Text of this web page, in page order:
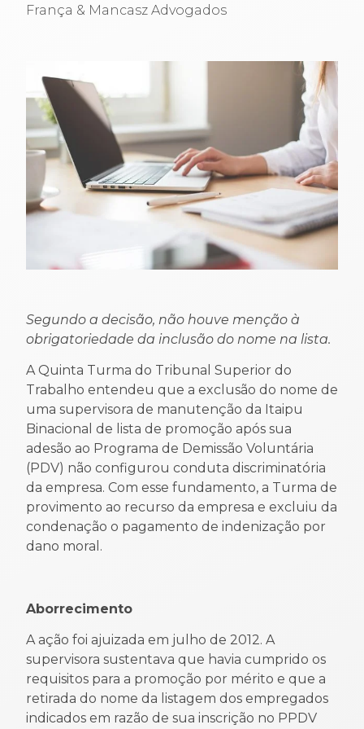
França & Mancasz Advogados
Segundo a decisão, não houve menção à
obrigatoriedade da inclusão do nome na lista.
A Quinta Turma do Tribunal Superior do
Trabalho entendeu que a exclusão do nome de
uma supervisora de manutenção da Itaipu
Binacional de lista de promoção após sua
adesão ao Programa de Demissão Voluntária
(PDV) não configurou conduta discriminatória
da empresa. Com esse fundamento, a Turma de
provimento ao recurso da empresa e excluiu da
condenação o pagamento de indenização por
dano moral.
Aborrecimento
A ação foi ajuizada em julho de 2012. A
supervisora sustentava que havia cumprido os
requisitos para a promoção por mérito e que a
retirada do nome da listagem dos empregados
indicados em razão de sua inscrição no PPDV